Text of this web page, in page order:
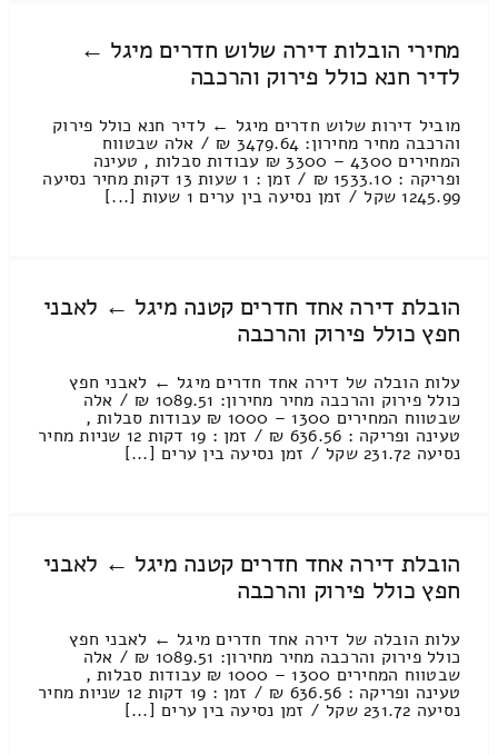
מחירי הובלות דירה שלוש חדרים מיגל ←
לדיר חנא כולל פירוק והרכבה
מוביל דירות שלוש חדרים מיגל ← לדיר חנא כולל פירוק
והרכבה מחיר מחירון: 3479.64 ₪ / אלה שבטווח
המחירים 4300 – 3300 ₪ עבודות סבלות , טעינה
ופריקה : 1533.10 ₪ / זמן : 1 שעות 13 דקות מחיר נסיעה
1245.99 שקל / זמן נסיעה בין ערים 1 שעות [...]
הובלת דירה אחד חדרים קטנה מיגל ← לאבני
חפץ כולל פירוק והרכבה
עלות הובלה של דירה אחד חדרים מיגל ← לאבני חפץ
כולל פירוק והרכבה מחיר מחירון: 1089.51 ₪ / אלה
שבטווח המחירים 1300 – 1000 ₪ עבודות סבלות ,
טעינה ופריקה : 636.56 ₪ / זמן : 19 דקות 12 שניות מחיר
נסיעה 231.72 שקל / זמן נסיעה בין ערים [...]
הובלת דירה אחד חדרים קטנה מיגל ← לאבני
חפץ כולל פירוק והרכבה
עלות הובלה של דירה אחד חדרים מיגל ← לאבני חפץ
כולל פירוק והרכבה מחיר מחירון: 1089.51 ₪ / אלה
שבטווח המחירים 1300 – 1000 ₪ עבודות סבלות ,
טעינה ופריקה : 636.56 ₪ / זמן : 19 דקות 12 שניות מחיר
נסיעה 231.72 שקל / זמן נסיעה בין ערים [...]